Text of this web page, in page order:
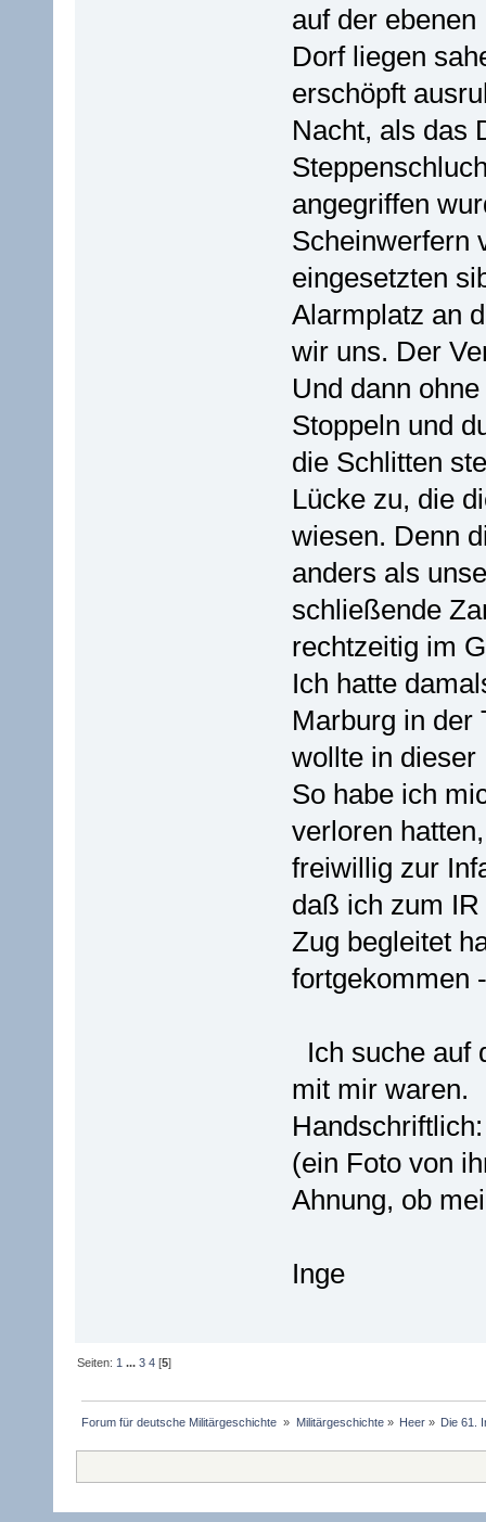
auf der
Dorf liegen
erschöpft
Nacht, als das
angegriffen
Scheinwerfern
eingesetzten
Alarmplatz an
wir uns. Der
Und dann
Stoppeln und
die Schlitten
Lücke zu, die
wiesen. Denn
anders als
schließende
rechtzeitig im
Ich hatte
Marburg in der
wollte in dieser
So habe ich
verloren
freiwillig zur
daß ich zum
Zug begleitet
fortgekommen -
Ich suche auf
mit mir waren.
(ein Foto von
Ahnung, ob
Inge
Seiten: 1 ...3 4 [5]
Forum für deutsche Militärgeschichte » Militärgeschichte» Heer» Die 61.